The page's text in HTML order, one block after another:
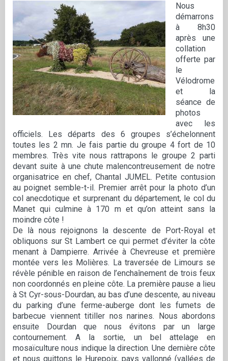
Nous
démarrons
à 8h30
après une
collation
offerte par
le
Vélodrome
et la
séance de
photos
avec les
officiels. Les départs des 6 groupes s’échelonnent
toutes les 2 mn. Je fais partie du groupe 4 fort de 10
membres. Très vite nous rattrapons le groupe 2 parti
devant suite à une chute malencontreusement de notre
organisatrice en chef, Chantal JUMEL. Petite contusion
au poignet semble-t-il. Premier arrêt pour la photo d’un
col anecdotique et surprenant du département, le col du
Manet qui culmine à 170 m et qu’on atteint sans la
moindre côte !
De là nous rejoignons la descente de Port-Royal et
obliquons sur St Lambert ce qui permet d’éviter la côte
menant à Dampierre. Arrivée à Chevreuse et première
montée vers les Molières. La traversée de Limours se
révèle pénible en raison de l’enchaînement de trois feux
non coordonnés en pleine côte. La première pause a lieu
à St Cyr-sous-Dourdan, au bas d’une descente, au niveau
du parking d’une ferme-auberge dont les fumets de
barbecue viennent titiller nos narines. Nous abordons
ensuite Dourdan que nous évitons par un large
contournement. A la sortie, un bel attelage en
mosaïculture nous indique la direction. Une dernière côte
et nous quittons le Hurepoix, pays vallonné (vallées de